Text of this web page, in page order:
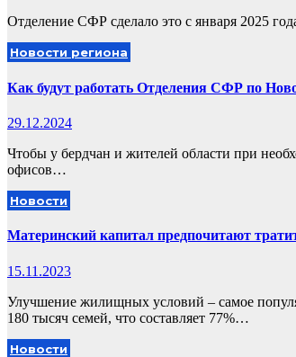
Отделение СФР сделало это с января 2025
Новости региона
Как будут работать Отделения СФР по
29.12.2024
Чтобы у бердчан и жителей области при
офисов…
Новости
Материнский капитал предпочитают
15.11.2023
Улучшение жилищных условий – самое
180 тысяч семей, что составляет 77%…
Новости